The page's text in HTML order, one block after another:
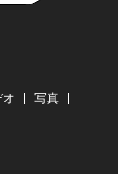
写真